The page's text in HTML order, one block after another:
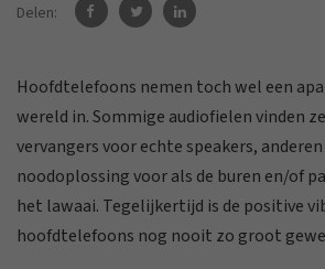
Delen:
Hoofdtelefoons nemen toch wel een
wereld in. Sommige audiofielen vinden
vervangers voor echte speakers,
noodoplossing voor als de buren en/of
het lawaai. Tegelijkertijd is de positive
hoofdtelefoons nog nooit zo groot